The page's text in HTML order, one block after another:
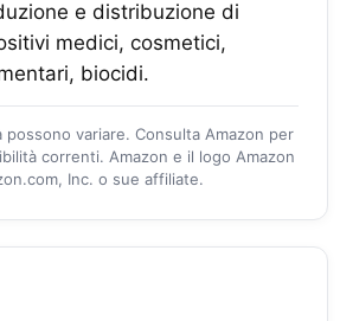
e distribuzione di
medici, cosmetici,
biocidi.
possono variare. Consulta Amazon per
correnti. Amazon e il logo Amazon
Inc. o sue affiliate.